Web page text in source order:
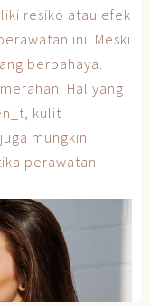
resiko atau efek
ini. Meski
berbahaya.
Hal yang
kulit
mungkin
perawatan